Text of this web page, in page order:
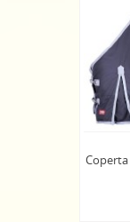
Coperta